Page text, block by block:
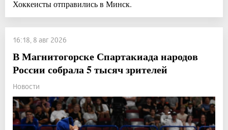
Хоккеисты отправились в Минск.
16:18, 8 авг 2026
В Магнитогорске Спартакиада народов
России собрала 5 тысяч зрителей
Новости